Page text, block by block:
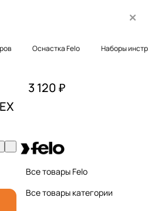
Оснастка Felo Наборы
3 120 ₽
Все товары Felo
Все товары категории